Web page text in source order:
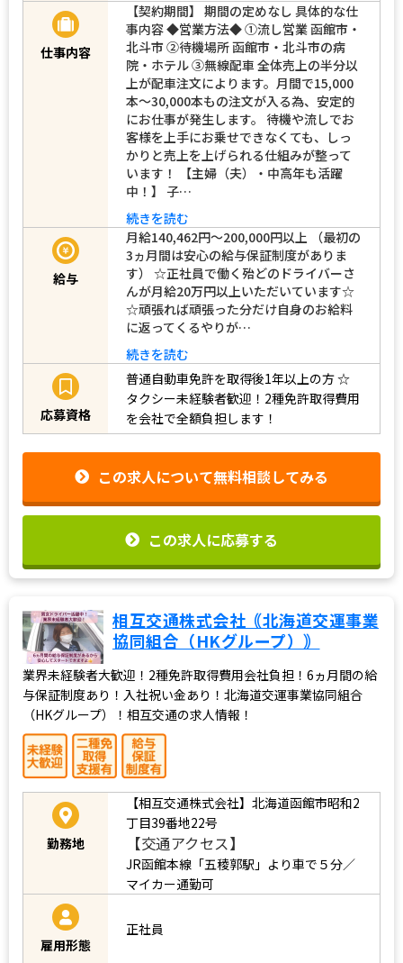
仕事内容
【契約期間】 期間の定めなし 具体的な仕
事内容 ◆営業方法◆ ①流し営業 函館市・
北斗市 ②待機場所 函館市・北斗市の病
院・ホテル ③無線配車 全体売上の半分以
上が配車注文によります。月間で15,000
本～30,000本もの注文が入る為、安定的
にお仕事が発生します。 待機や流しでお
客様を上手にお乗せできなくても、しっ
かりと売上を上げられる仕組みが整って
います！ 【主婦（夫）・中高年も活躍
中！】 子…
続きを読む
給与
月給140,462円～200,000円以上 （最初の
3ヵ月間は安心の給与保証制度がありま
す） ☆正社員で働く殆どのドライバーさ
んが月給20万円以上いただいています☆
☆頑張れば頑張った分だけ自身のお給料
に返ってくるやりが…
続きを読む
応募資格
普通自動車免許を取得後1年以上の方☆
タクシー未経験者歓迎！2種免許取得費用
を会社で全額負担します！
この求人について無料相談してみる
この求人に応募する
相互交通株式会社｟北海道交運事業
協同組合（HKグループ）｠
業界未経験者大歓迎！2種免許取得費用会社負担！6ヵ月間の給
与保証制度あり！入社祝い金あり！北海道交運事業協同組合
（HKグループ）！相互交通の求人情報！
勤務地
【相互交通株式会社】北海道函館市昭和2
丁目39番地22号
【交通アクセス】
JR函館本線「五稜郭駅」より車で５分／
マイカー通勤可
雇用形態
正社員